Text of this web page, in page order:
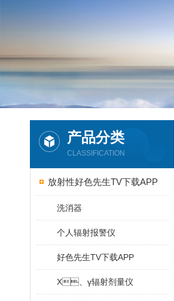
产品分类
CLASSIFICATION
放射性好色先生TV下载APP
洗消器
个人辐射报警仪
好色先生TV下载APP
X、γ辐射剂量仪